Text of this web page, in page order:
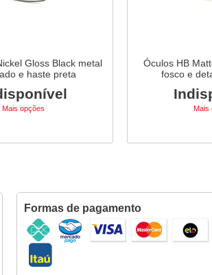
Gloss Black metal
e haste preta
Mais opções
Óculos HB
fosco e
Mais
Formas de pagamento